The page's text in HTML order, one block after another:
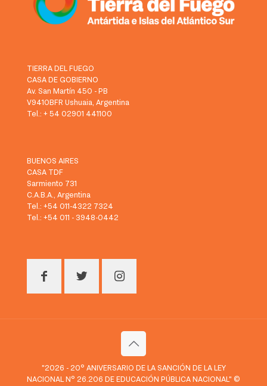
TIERRA DEL FUEGO
CASA DE GOBIERNO
Av. San Martín 450 - PB
V9410BFR Ushuaia, Argentina
Tel.: + 54 02901 441100
BUENOS AIRES
CASA TDF
Sarmiento 731
C.A.B.A., Argentina
Tel.: +54 011-4322 7324
Tel.: +54 011 - 3948-0442
"2026 - 20° ANIVERSARIO DE LA SANCIÓN DE LA LEY
NACIONAL N° 26.206 DE EDUCACIÓN PÚBLICA NACIONAL" ©